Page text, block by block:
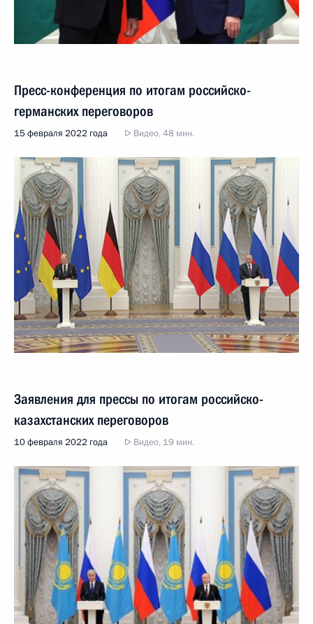
Пресс-конференция по итогам российско-
германских переговоров
15 февраля 2022 года Видео, 48 мин.
Заявления для прессы по итогам российско-
казахстанских переговоров
10 февраля 2022 года Видео, 19 мин.